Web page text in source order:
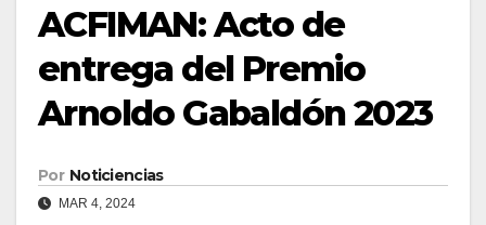
ACFIMAN: Acto de
entrega del Premio
Arnoldo Gabaldón 2023
Por Noticiencias
MAR 4, 2024